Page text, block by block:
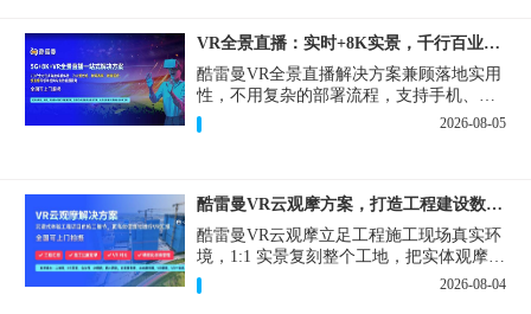
VR全景直播：实时+8K实景，千行百业的数字化利器
酷雷曼VR全景直播解决方案兼顾落地实用
性，不用复杂的部署流程，支持手机、网
页多端访问，解决各行各业 “看得见、信
得过、降成本、提转化” 的实际难题。
2026-08-05
酷雷曼VR云观摩方案，打造工程建设数字化观摩新范式
酷雷曼VR云观摩立足工程施工现场真实环
境，1:1 实景复刻整个工地，把实体观摩会
完整搬到云端线上，兼顾线下实体观摩与
线上云观摩双重需求，为施工单位、建设
2026-08-04